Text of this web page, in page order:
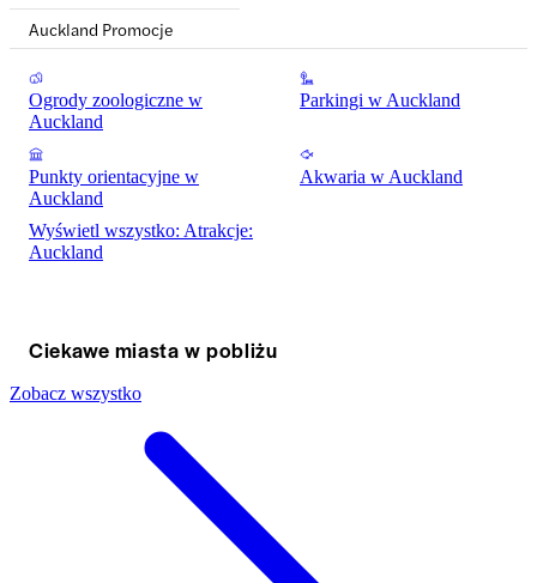
Auckland Promocje
Ogrody zoologiczne w
Auckland
Parkingi w Auckland
Punkty orientacyjne w
Auckland
Akwaria w Auckland
Wyświetl wszystko: Atrakcje:
Auckland
Ciekawe miasta w pobliżu
Zobacz wszystko